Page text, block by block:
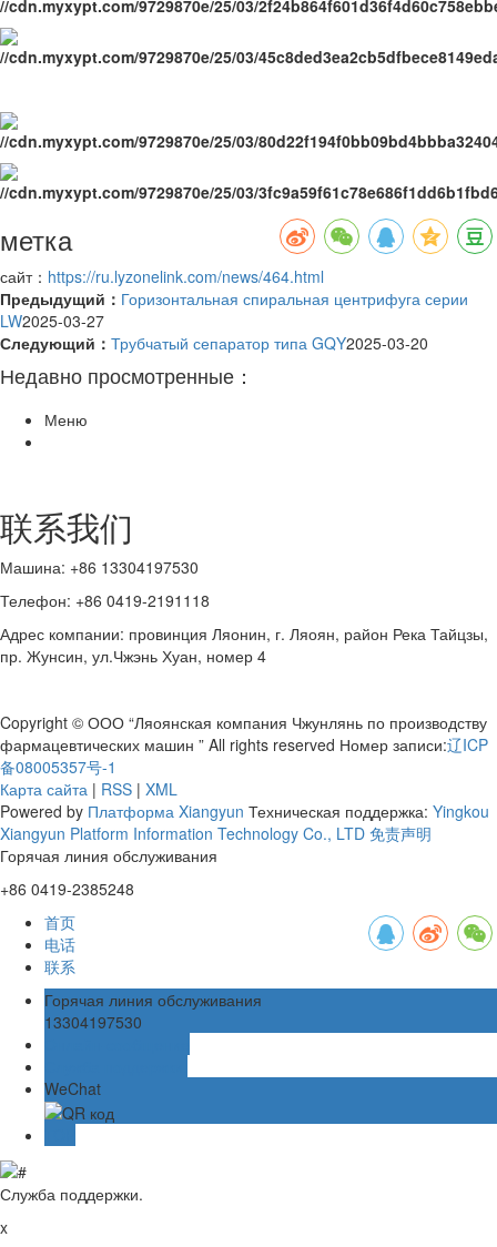
метка
сайт： https://ru.lyzonelink.com/news/464.html
Предыдущий： Горизонтальная спиральная центрифуга серии
LW2025-03-27
Следующий： Трубчатый сепаратор типа GQY2025-03-20
Недавно просмотренные：
Меню
联系我们
Машина: +86 13304197530
Телефон: +86 0419-2191118
Адрес компании: провинция Ляонин, г. Ляоян, район Река Тайцзы,
пр. Жунсин, ул.Чжэнь Хуан, номер 4
Copyright © ООО “Ляоянская компания Чжунлянь по производству
фармацевтических машин ” All rights reserved Номер записи:辽ICP
备08005357号-1
Карта сайта | RSS | XML
Powered by Платформа Xiangyun Техническая поддержка: Yingkou
Xiangyun Platform Information Technology Co., LTD 免责声明
Горячая линия обслуживания
+86 0419-2385248
首页
电话
联系
Горячая линия обслуживания
13304197530
WeChat
Служба поддержки.
x